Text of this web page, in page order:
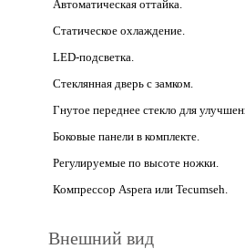
Автоматическая оттайка.
Статическое охлаждение.
LED-подсветка.
Стеклянная дверь с замком.
Гнутое переднее стекло для
Боковые панели в комплекте.
Регулируемые по высоте ножки.
Компрессор Aspera или Tecumseh.
Внешний вид